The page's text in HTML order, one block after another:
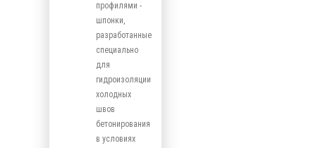
профилями -
шпонки,
разработанные
специально
для
гидроизоляции
холодных
швов
бетонирования
в условиях